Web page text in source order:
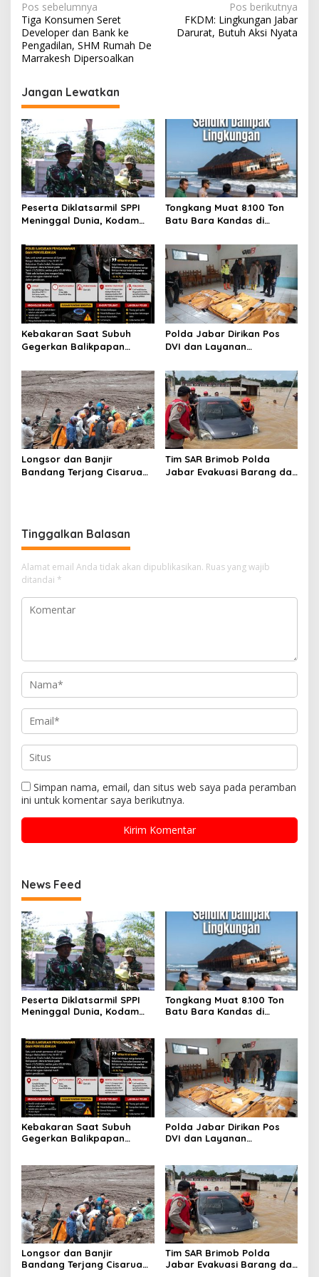
N
a
v
i
g
a
s
i
p
o
s
Pos sebelumnya
Tiga Konsumen Seret
Developer dan Bank ke
Pengadilan, SHM Rumah De
Marrakesh Dipersoalkan
Pos berikutnya
FKDM: Lingkungan Jabar
Darurat, Butuh Aksi Nyata
Jangan Lewatkan
Peserta Diklatsarmil SPPI
Meninggal Dunia, Kodam
Penyebab Berdasarkan
Hasil Medis
Tongkang Muat 8.100 Ton
Batu Bara Kandas di
Dampak Lingkungan
Kebakaran Saat Subuh
Gegerkan Balikpapan
Amankan Lokasi dan
Lakukan Penyelidikan
Polda Jabar Dirikan Pos
DVI dan Layanan
Identifikasi Korban
Bencana di Pasirlangu
Longsor dan Banjir
Bandang Terjang Cisarua
Tim SAR Brimob Polda
Jabar Evakuasi Barang dan
Tinggalkan Balasan
Alamat email Anda tidak akan dipublikasikan. Ruas yang wajib
ditandai *
Simpan nama, email, dan situs web saya pada peramban
ini untuk komentar saya berikutnya.
News Feed
Peserta Diklatsarmil SPPI
Meninggal Dunia, Kodam
Hasil Medis
Tongkang Muat 8.100 Ton
Batu Bara Kandas di
Kebakaran Saat Subuh
Gegerkan Balikpapan
Lakukan Penyelidikan
Polda Jabar Dirikan Pos
DVI dan Layanan
Bencana di Pasirlangu
Longsor dan Banjir
Bandang Terjang Cisarua
Tim SAR Brimob Polda
Jabar Evakuasi Barang dan